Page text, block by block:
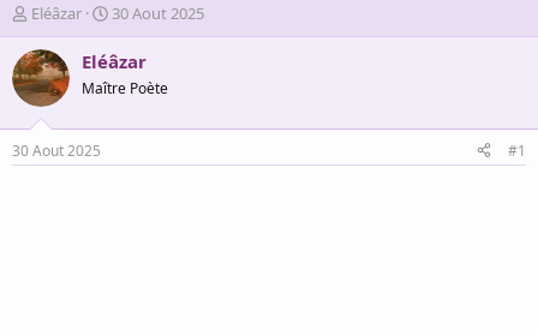
A
u
t
e
u
r
d
e
Eléâzar
D
a
t
d
é
30 Aout 2025
Eléâzar
Maître Poète
30 Aout 2025 #1